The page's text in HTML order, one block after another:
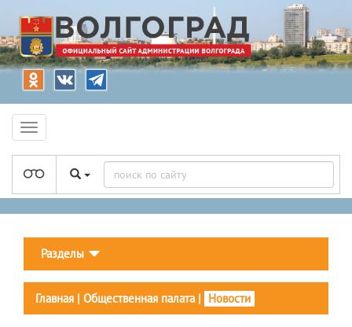
Разделы
Главная | Общественная палата | Новости